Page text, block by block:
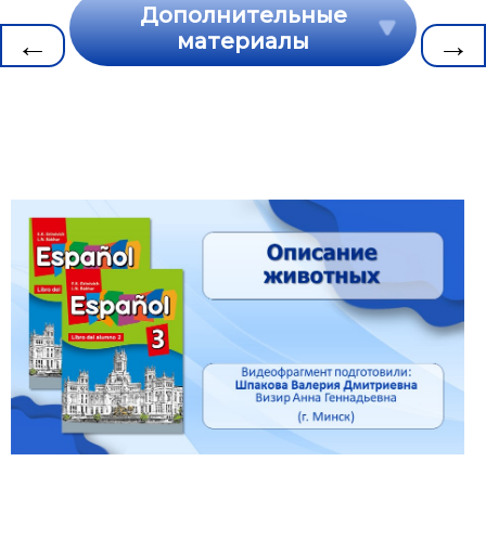
← →
Дополнительные
материалы